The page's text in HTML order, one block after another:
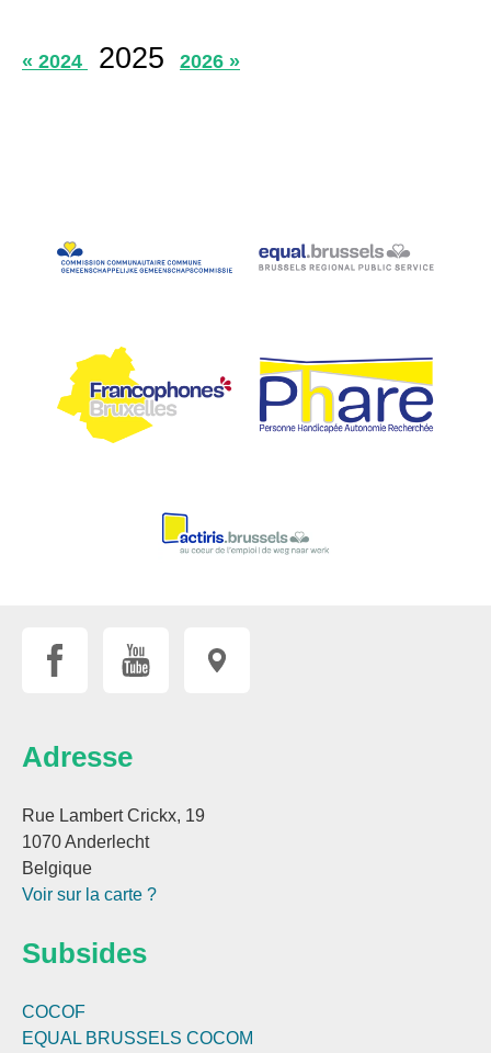
« 2024 2025 2026 »
Adresse
Rue Lambert Crickx, 19
1070 Anderlecht
Belgique
Voir sur la carte ?
Subsides
COCOF
EQUAL BRUSSELS COCOM